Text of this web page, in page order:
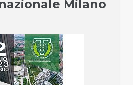
Milano